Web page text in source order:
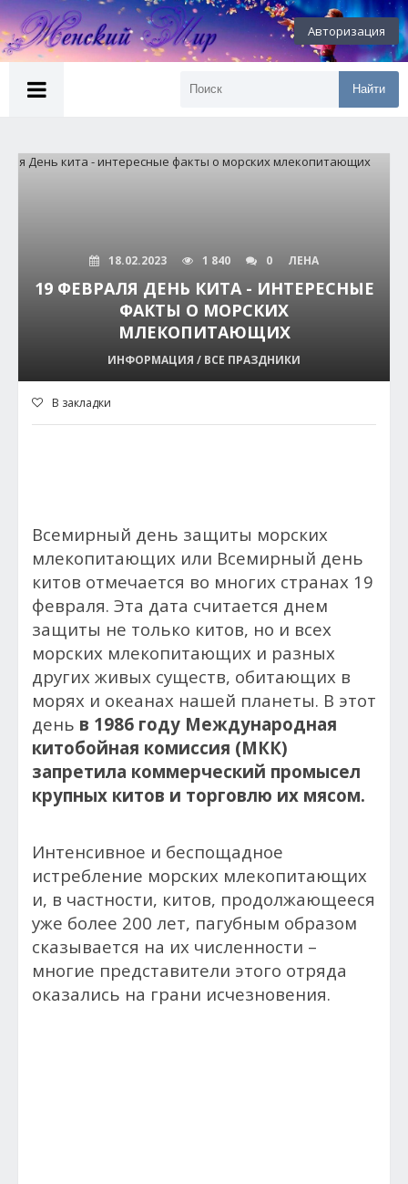
Авторизация
Найти
18.02.2023 1 840 0 ЛЕНА
19 ФЕВРАЛЯ ДЕНЬ КИТА - ИНТЕРЕСНЫЕ
ФАКТЫ О МОРСКИХ
МЛЕКОПИТАЮЩИХ
ИНФОРМАЦИЯ / ВСЕ ПРАЗДНИКИ
В закладки
Всемирный день защиты морских
млекопитающих или Всемирный день
китов отмечается во многих странах 19
февраля. Эта дата считается днем
защиты не только китов, но и всех
морских млекопитающих и разных
других живых существ, обитающих в
морях и океанах нашей планеты. В этот
день в 1986 году Международная
китобойная комиссия (МКК)
запретила коммерческий промысел
крупных китов и торговлю их мясом.
Интенсивное и беспощадное
истребление морских млекопитающих
и, в частности, китов, продолжающееся
уже более 200 лет, пагубным образом
сказывается на их численности –
многие представители этого отряда
оказались на грани исчезновения.